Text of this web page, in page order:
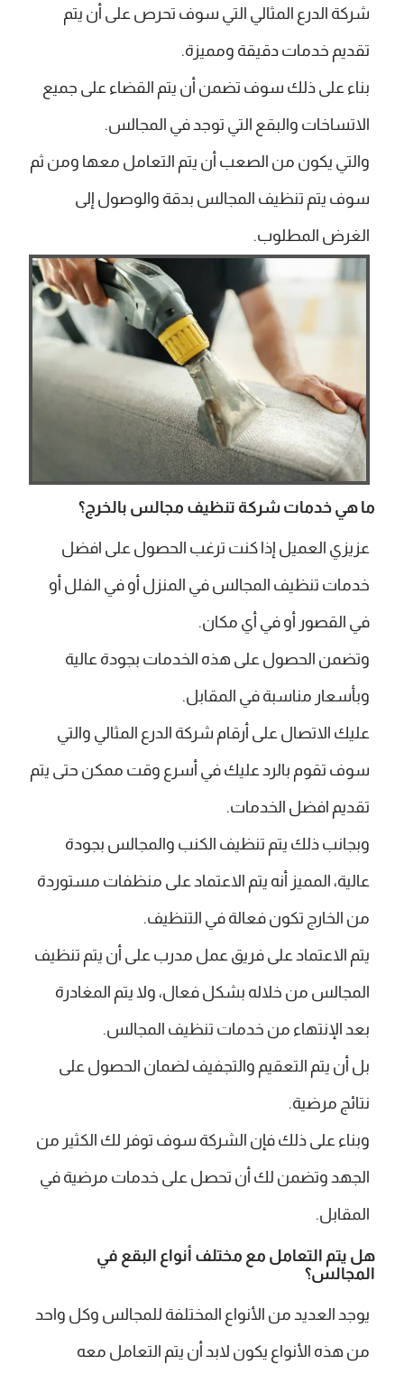
شركة الدرع المثالي التي سوف تحرص على أن يتم
تقديم خدمات دقيقة ومميزة.
بناء على ذلك سوف تضمن أن يتم القضاء على جميع
الاتساخات والبقع التي توجد في المجالس.
والتي يكون من الصعب أن يتم التعامل معها ومن ثم
سوف يتم تنظيف المجالس بدقة والوصول إلى
الغرض المطلوب.
ما هي خدمات شركة تنظيف مجالس بالخرج؟
عزيزي العميل إذا كنت ترغب الحصول على افضل
خدمات تنظيف المجالس في المنزل أو في الفلل أو
في القصور أو في أي مكان.
وتضمن الحصول على هذه الخدمات بجودة عالية
وبأسعار مناسبة في المقابل.
عليك الاتصال على أرقام شركة الدرع المثالي والتي
سوف تقوم بالرد عليك في أسرع وقت ممكن حتى يتم
تقديم افضل الخدمات.
وبجانب ذلك يتم تنظيف الكنب والمجالس بجودة
عالية، المميز أنه يتم الاعتماد على منظفات مستوردة
من الخارج تكون فعالة في التنظيف.
يتم الاعتماد على فريق عمل مدرب على أن يتم تنظيف
المجالس من خلاله بشكل فعال، ولا يتم المغادرة
بعد الإنتهاء من خدمات تنظيف المجالس.
بل أن يتم التعقيم والتجفيف لضمان الحصول على
نتائج مرضية.
وبناء على ذلك فإن الشركة سوف توفر لك الكثير من
الجهد وتضمن لك أن تحصل على خدمات مرضية في
المقابل.
هل يتم التعامل مع مختلف أنواع البقع في
المجالس؟
يوجد العديد من الأنواع المختلفة للمجالس وكل واحد
من هذه الأنواع يكون لابد أن يتم التعامل معه